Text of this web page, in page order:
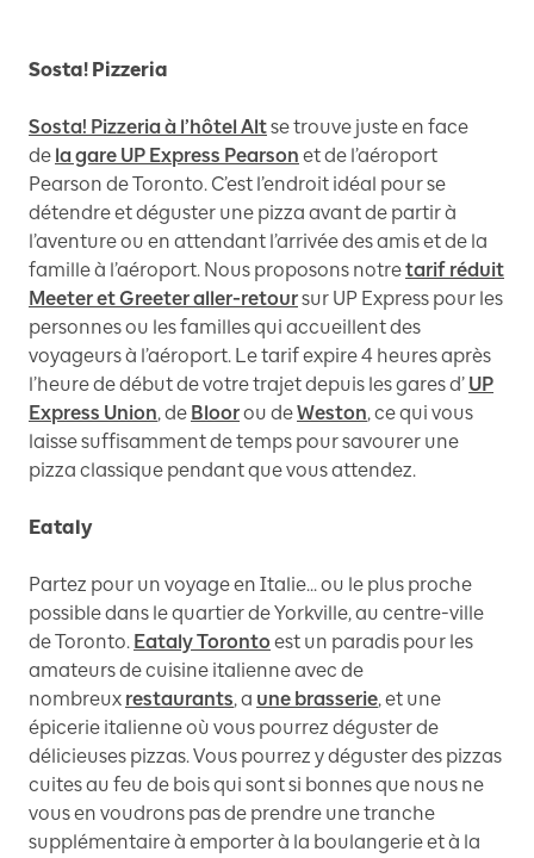
Sosta! Pizzeria
Sosta! Pizzeria à l’hôtel Altse trouve juste en face
de la gare UP Express Pearson et de l’aéroport
Pearson de Toronto. C’est l’endroit idéal pour se
détendre et déguster une pizza avant de partir à
l’aventure ou en attendant l’arrivée des amis et de la
famille à l’aéroport. Nous proposons notretarif réduit
Meeter et Greeter aller-retoursur UP Express pour les
personnes ou les familles qui accueillent des
voyageurs à l’aéroport. Le tarif expire 4 heures après
l’heure de début de votre trajet depuis les gares d’ UP
Express Union, de Bloorou deWeston, ce qui vous
laisse suffisamment de temps pour savourer une
pizza classique pendant que vous attendez.
Eataly
Partez pour un voyage en Italie... ou le plus proche
possible dans le quartier de Yorkville, au centre-ville
de Toronto. Eataly Toronto est un paradis pour les
amateurs de cuisine italienne avec de
nombreux restaurants, a une brasserie, et une
épicerie italienne où vous pourrez déguster de
délicieuses pizzas. Vous pourrez y déguster des pizzas
cuites au feu de bois qui sont si bonnes que nous ne
vous en voudrons pas de prendre une tranche
supplémentaire à emporter à la boulangerie et à la